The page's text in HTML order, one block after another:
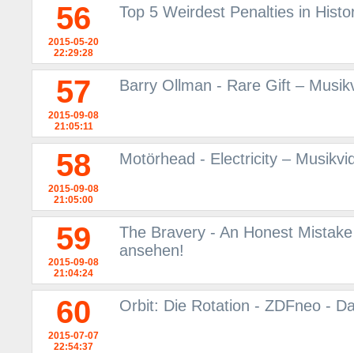
56
2015-05-20
22:29:28
Top 5 Weirdest Penalties in
57
2015-09-08
21:05:11
Barry Ollman - Rare Gift –
58
2015-09-08
21:05:00
Motörhead - Electricity –
59
2015-09-08
21:04:24
The Bravery - An Honest
ansehen!
60
2015-07-07
22:54:37
Orbit: Die Rotation - ZDFneo -